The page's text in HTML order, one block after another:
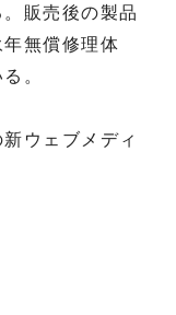
販売後の製品
無償修理体
。
ウェブメディ